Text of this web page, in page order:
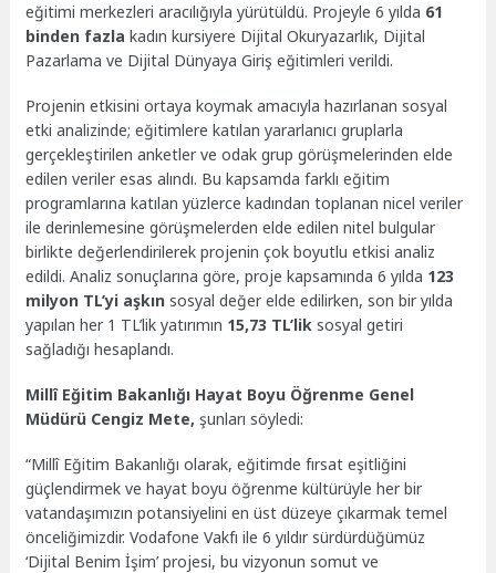
eğitimi merkezleri aracılığıyla yürütüldü. Projeyle 6 yılda 61
binden fazla kadın kursiyere Dijital Okuryazarlık, Dijital
Pazarlama ve Dijital Dünyaya Giriş eğitimleri verildi.
Projenin etkisini ortaya koymak amacıyla hazırlanan sosyal
etki analizinde; eğitimlere katılan yararlanıcı gruplarla
gerçekleştirilen anketler ve odak grup görüşmelerinden elde
edilen veriler esas alındı. Bu kapsamda farklı eğitim
programlarına katılan yüzlerce kadından toplanan nicel veriler
ile derinlemesine görüşmelerden elde edilen nitel bulgular
birlikte değerlendirilerek projenin çok boyutlu etkisi analiz
edildi. Analiz sonuçlarına göre, proje kapsamında 6 yılda 123
milyon TL’yi aşkın sosyal değer elde edilirken, son bir yılda
yapılan her 1 TL’lik yatırımın 15,73 TL’lik sosyal getiri
sağladığı hesaplandı.
Millî Eğitim Bakanlığı Hayat Boyu Öğrenme Genel
Müdürü Cengiz Mete, şunları söyledi:
“Millî Eğitim Bakanlığı olarak, eğitimde fırsat eşitliğini
güçlendirmek ve hayat boyu öğrenme kültürüyle her bir
vatandaşımızın potansiyelini en üst düzeye çıkarmak temel
önceliğimizdir. Vodafone Vakfı ile 6 yıldır sürdürdüğümüz
‘Dijital Benim İşim’ projesi, bu vizyonun somut ve